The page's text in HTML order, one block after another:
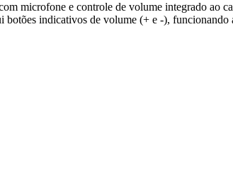
microfone e controle de volume integrado ao
indicativos de volume (+ e -),